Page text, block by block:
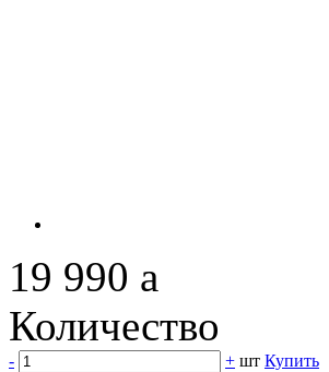
19 990 a
Количество
- + шт Купить